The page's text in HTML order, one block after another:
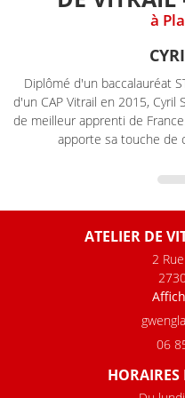
à
Diplômé d'un baccalauréat
d'un CAP Vitrail en 2015,
de meilleur apprenti de
apporte sa touche de
ATELIER DE
2
06
HORAIRES